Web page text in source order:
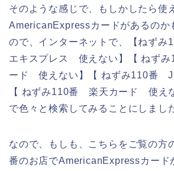
そのような感じで、もしかしたら使
AmericanExpressカードがあるのか
ので、インターネットで、【ねず
エキスプレス 使えない】【 ねず
ード 使えない】【 ねずみ110番
【 ねずみ110番 楽天カード 使え
で色々と検索してみることにしまし
なので、もしも、こちらをご覧の方
番のお店でAmericanExpressカード